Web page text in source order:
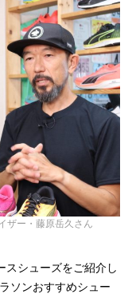
ザー・藤原岳久さん
スシューズをご紹介し
ソンおすすめシュー